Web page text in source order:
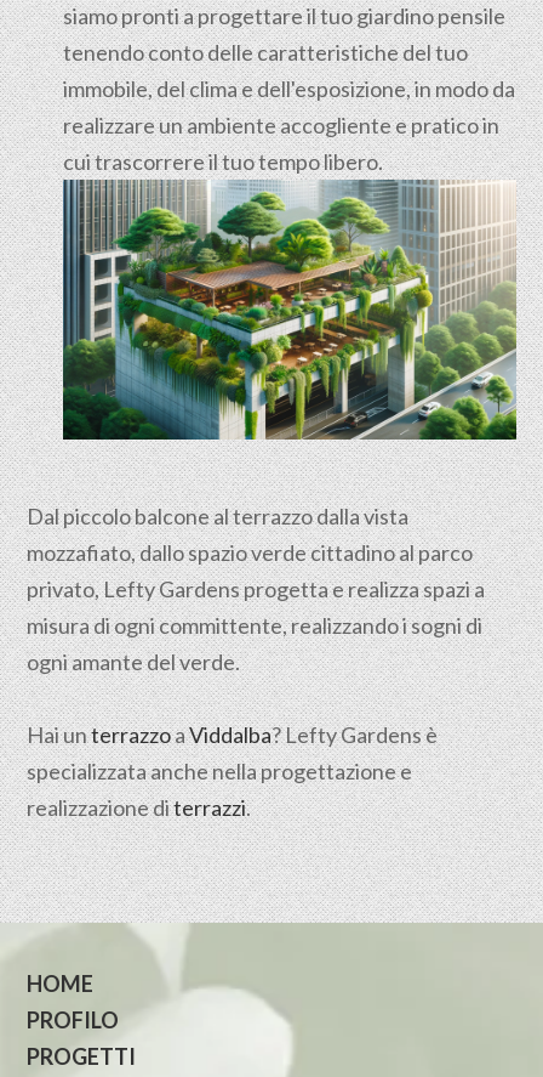
siamo pronti a progettare il tuo giardino pensile
tenendo conto delle caratteristiche del tuo
immobile, del clima e dell'esposizione, in modo da
realizzare un ambiente accogliente e pratico in
cui trascorrere il tuo tempo libero.
Dal piccolo balcone al terrazzo dalla vista
mozzafiato, dallo spazio verde cittadino al parco
privato, Lefty Gardens progetta e realizza spazi a
misura di ogni committente, realizzando i sogni di
ogni amante del verde.
Hai unterrazzoaViddalba? Lefty Gardens è
specializzata anche nella progettazione e
realizzazione diterrazzi.
HOME
PROFILO
PROGETTI